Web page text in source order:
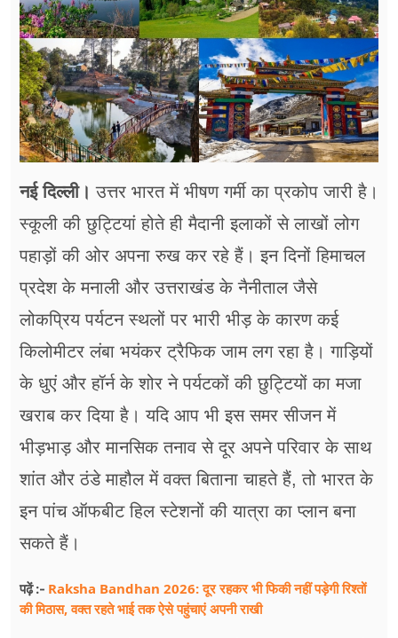
ब्‍यूटी
जॉब्स
शिक्षा
अन्य खबरें
नई दिल्ली। उत्तर भारत में भीषण गर्मी का प्रकोप जारी है।
स्कूली की छुट्टियां होते ही मैदानी इलाकों से लाखों लोग
पहाड़ों की ओर अपना रुख कर रहे हैं। इन दिनों हिमाचल
प्रदेश के मनाली और उत्तराखंड के नैनीताल जैसे
लोकप्रिय पर्यटन स्थलों पर भारी भीड़ के कारण कई
किलोमीटर लंबा भयंकर ट्रैफिक जाम लग रहा है। गाड़ियों
के धुएं और हॉर्न के शोर ने पर्यटकों की छुट्टियों का मजा
खराब कर दिया है। यदि आप भी इस समर सीजन में
भीड़भाड़ और मानसिक तनाव से दूर अपने परिवार के साथ
शांत और ठंडे माहौल में वक्त बिताना चाहते हैं, तो भारत के
इन पांच ऑफबीट हिल स्टेशनों की यात्रा का प्लान बना
सकते हैं।
पढ़ें :- Raksha Bandhan 2026: दूर रहकर भी फिकी नहीं पड़ेगी रिश्तों
की मिठास, वक्त रहते भाई तक ऐसे पहुंचाएं अपनी राखी